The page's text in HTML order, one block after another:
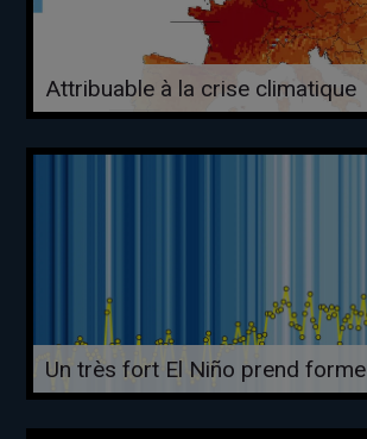
Attribuable à la crise climatique
Un très fort El Niño prend forme